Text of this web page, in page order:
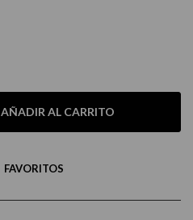
AÑADIR AL CARRITO
FAVORITOS